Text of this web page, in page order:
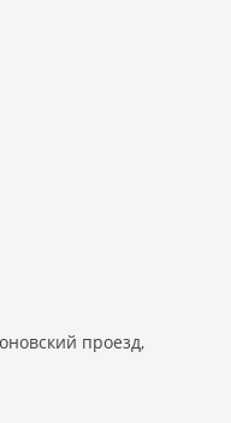
проезд,